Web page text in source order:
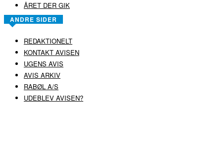
ÅRET DER GIK
ANDRE SIDER
REDAKTIONELT
KONTAKT AVISEN
UGENS AVIS
AVIS ARKIV
RABØL A/S
UDEBLEV AVISEN?